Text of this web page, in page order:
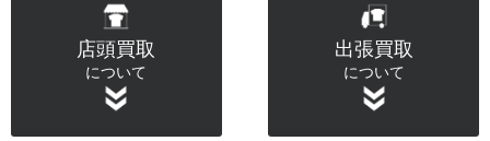
店頭買取
について
出張買取
について